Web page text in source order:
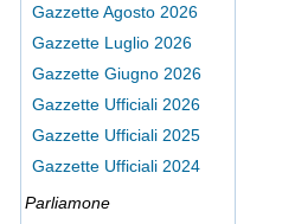
Gazzette Agosto 2026
Gazzette Luglio 2026
Gazzette Giugno 2026
Gazzette Ufficiali 2026
Gazzette Ufficiali 2025
Gazzette Ufficiali 2024
Parliamone